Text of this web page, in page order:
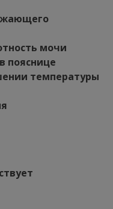
мочи
пояснице
температуры